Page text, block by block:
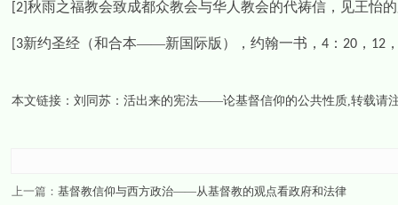
[2] 秋雨之福教会致成都众教会与华人教会的代祷信，见王怡
[3新约圣经（和合本——新国际版），约翰一书， 4： 20， 12
本文链接： 刘同苏：活出来的宪法——论基督信仰的公共性质,转载请
上一篇： 基督教信仰与西方政治——从基督教的观点看政府和法律